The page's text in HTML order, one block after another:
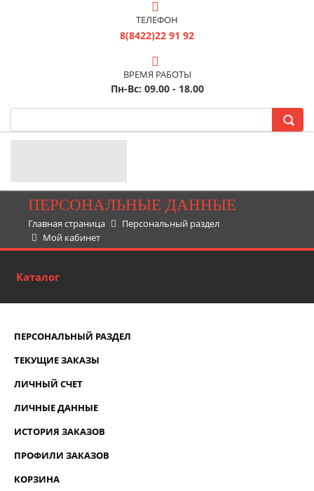
ТЕЛЕФОН
8(8422)22 91 92
ВРЕМЯ РАБОТЫ
Пн-Вс: 09.00 - 18.00
ПЕРСОНАЛЬНЫЕ ДАННЫЕ
Главная страница
Персональный раздел
Мой кабинет
Каталог
ПЕРСОНАЛЬНЫЙ РАЗДЕЛ
ТЕКУЩИЕ ЗАКАЗЫ
ЛИЧНЫЙ СЧЕТ
ЛИЧНЫЕ ДАННЫЕ
ИСТОРИЯ ЗАКАЗОВ
ПРОФИЛИ ЗАКАЗОВ
КОРЗИНА